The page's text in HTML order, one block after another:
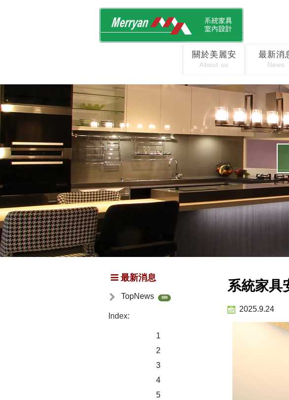
關於美麗安
About us
最新消
News
最新消息
TopNews 589
Index:
1
2
3
4
5
系統家具
2025.9.24